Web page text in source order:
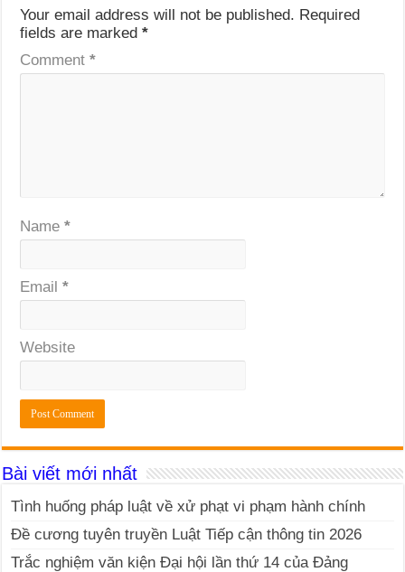
Your email address will not be published. Required
fields are marked*
Comment*
Name*
Email*
Website
Bài viết mới nhất
Tình huống pháp luật về xử phạt vi phạm hành chính
Đề cương tuyên truyền Luật Tiếp cận thông tin 2026
Trắc nghiệm văn kiện Đại hội lần thứ 14 của Đảng